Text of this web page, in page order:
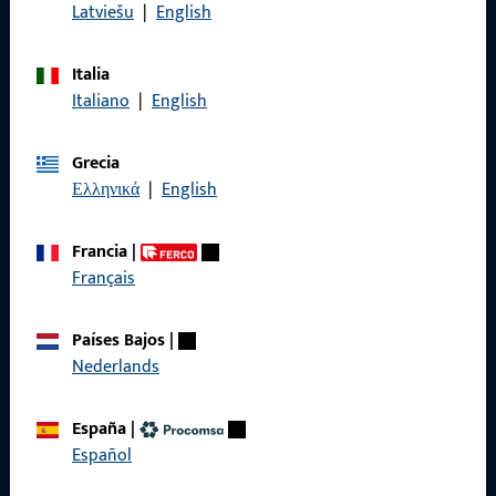
con nosotros por teléfono o correo electrónico.
Póngase en contacto con nosotros
Latviešu | English
Italia
Italiano | English
Grecia
Ελληνικά | English
Francia|
Français
Países Bajos|
Nederlands
España|
Español
Condiciones generales